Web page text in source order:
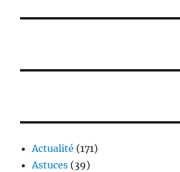
Actualité (171)
Astuces (39)